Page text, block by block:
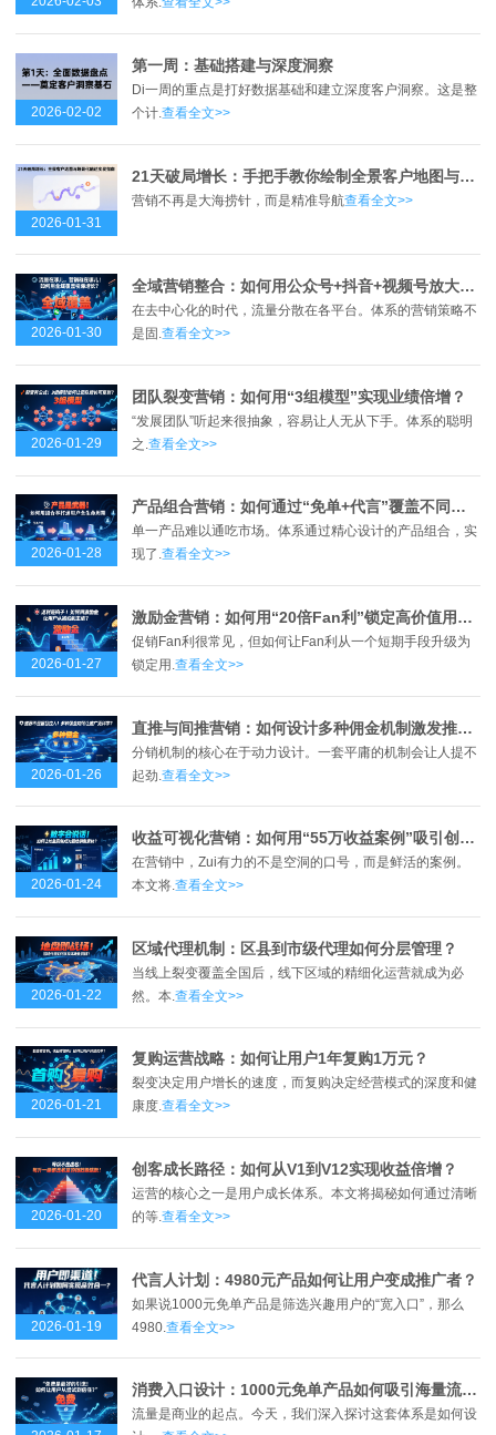
2026-02-02
第一周：基础搭建与深度洞察
Di一周的重点是打好数据基础和建立深度客户洞察。这是整
个计.查看全文>>
2026-01-31
21天破局增长：手把手教你绘制全景客户地图与实现场景化触达
营销不再是大海捞针，而是精准导航查看全文>>
2026-01-30
全域营销整合：如何用公众号+抖音+视频号放大体系声量？
在去中心化的时代，流量分散在各平台。体系的营销策略不
是固.查看全文>>
2026-01-29
团队裂变营销：如何用“3组模型”实现业绩倍增？
“发展团队”听起来很抽象，容易让人无从下手。体系的聪明
之.查看全文>>
2026-01-28
产品组合营销：如何通过“免单+代言”覆盖不同用户群体？
单一产品难以通吃市场。体系通过精心设计的产品组合，实
现了.查看全文>>
2026-01-27
激励金营销：如何用“20倍Fan利”锁定高价值用户？
促销Fan利很常见，但如何让Fan利从一个短期手段升级为
锁定用.查看全文>>
2026-01-26
直推与间推营销：如何设计多种佣金机制激发推广动力？
分销机制的核心在于动力设计。一套平庸的机制会让人提不
起劲. 查看全文>>
2026-01-24
收益可视化营销：如何用“55万收益案例”吸引创业者？
在营销中，Zui有力的不是空洞的口号，而是鲜活的案例。
本文将.查看全文>>
2026-01-22
区域代理机制：区县到市级代理如何分层管理？
当线上裂变覆盖全国后，线下区域的精细化运营就成为必
然。本.查看全文>>
2026-01-21
复购运营战略：如何让用户1年复购1万元？
裂变决定用户增长的速度，而复购决定经营模式的深度和健
康度.查看全文>>
2026-01-20
创客成长路径：如何从V1到V12实现收益倍增？
运营的核心之一是用户成长体系。本文将揭秘如何通过清晰
的等.查看全文>>
2026-01-19
代言人计划：4980元产品如何让用户变成推广者？
如果说1000元免单产品是筛选兴趣用户的“宽入口”，那么
4980. 查看全文>>
消费入口设计：1000元免单产品如何吸引海量流量？
流量是商业的起点。今天，我们深入探讨这套体系是如何设